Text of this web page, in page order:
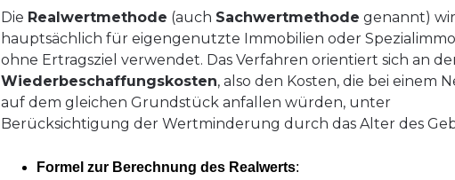
Die Realwertmethode (auch Sachwertmethode genannt)
hauptsächlich für eigengenutzte Immobilien oder
ohne Ertragsziel verwendet. Das Verfahren orientiert sich an
Wiederbeschaffungskosten, also den Kosten, die bei einem
auf dem gleichen Grundstück anfallen würden, unter
Berücksichtigung der Wertminderung durch das Alter des
Formel zur Berechnung des Realwerts: